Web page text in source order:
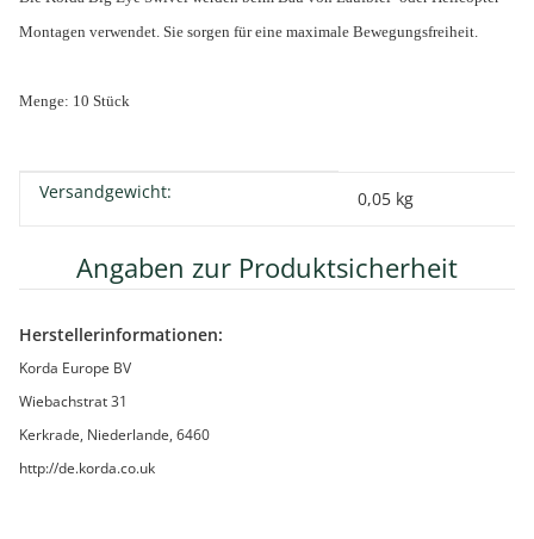
Montagen verwendet. Sie sorgen für eine maximale Bewegungsfreiheit.
Menge: 10 Stück
Produkteigenschaft
Wert
Versandgewicht: 0,05 kg
Angaben zur Produktsicherheit
Herstellerinformationen:
Korda Europe BV
Wiebachstrat 31
Kerkrade, Niederlande, 6460
http://de.korda.co.uk